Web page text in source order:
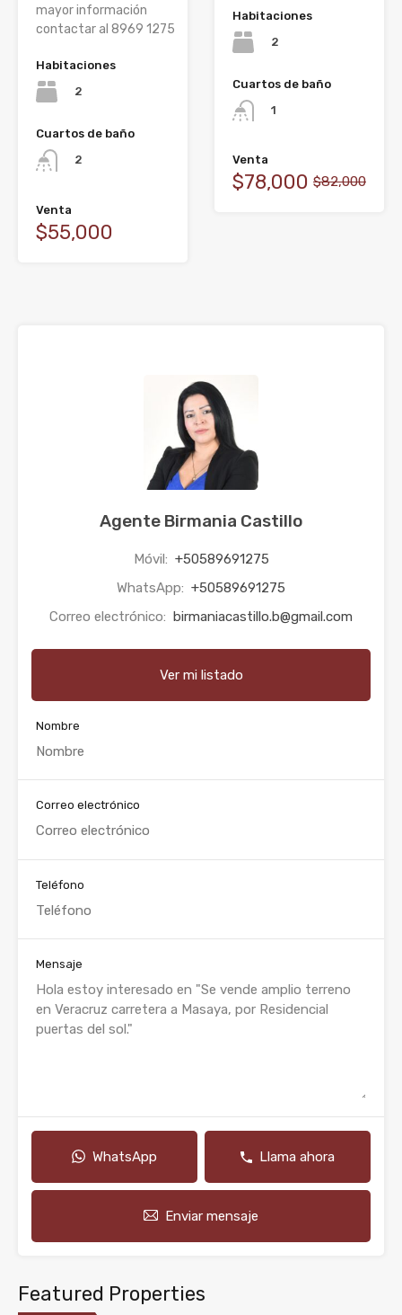
mayor información
contactar al 8969 1275
Habitaciones
2
Cuartos de baño
2
Venta
$55,000
Habitaciones
2
Cuartos de baño
1
Venta
$78,000 $82,000
Agente Birmania Castillo
Móvil: +50589691275
WhatsApp: +50589691275
Correo electrónico: birmaniacastillo.b@gmail.com
Ver mi listado
Nombre
Correo electrónico
Teléfono
Mensaje
WhatsApp Llama ahora
Enviar mensaje
Featured Properties